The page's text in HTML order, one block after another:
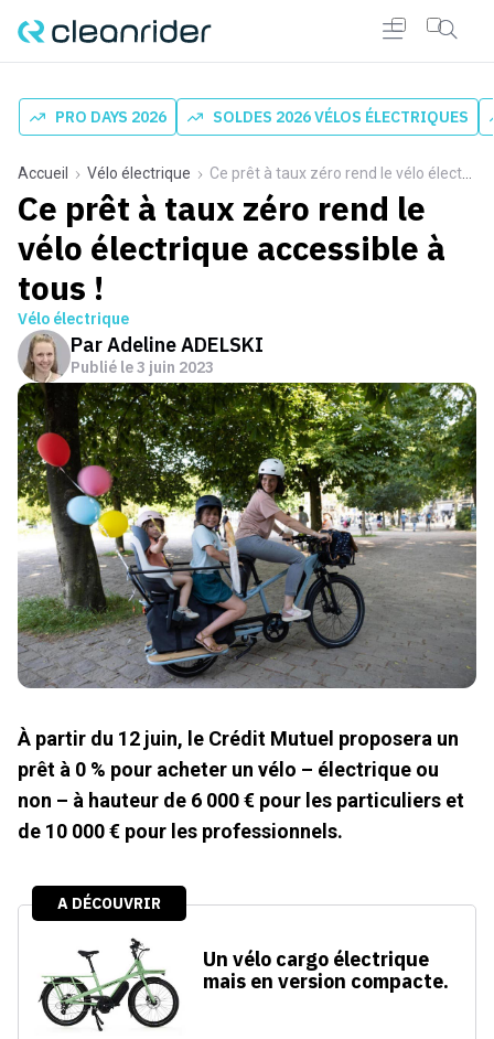
PRO DAYS 2026 SOLDES 2026 VÉLOS ÉLECTRIQUES
Accueil Vélo électrique Ce prêt à taux zéro rend le vélo électrique accessible à tous !
Ce prêt à taux zéro rend le
vélo électrique accessible à
tous !
Vélo électrique
ParAdeline ADELSKI
Publié le3 juin 2023
À partir du 12 juin, le Crédit Mutuel proposera un
prêt à 0 % pour acheter un vélo – électrique ou
non – à hauteur de 6 000 € pour les particuliers et
de 10 000 € pour les professionnels.